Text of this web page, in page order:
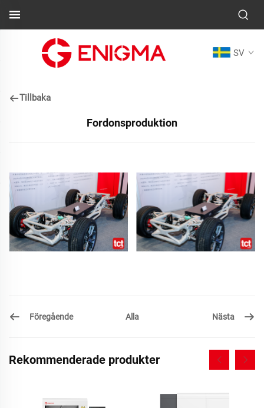
SV
Tillbaka
Fordonsproduktion
Föregående Alla Nästa
Rekommenderade produkter